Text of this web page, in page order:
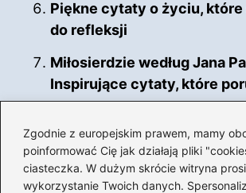
Zgodnie z europejskim prawem, mamy
poinformować Cię jak działają pliki
ciasteczka. W dużym skrócie witryna
wykorzystanie Twoich danych.
Piękne cytaty o życiu, które
do refleksji
Miłosierdzie według Jana
Inspirujące cytaty, które
Cytaty biblijne o pokoju
Nadzieja w trudnych czasach